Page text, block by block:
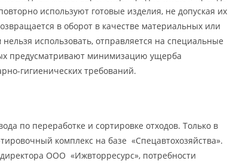
используют готовые изделия, не допуская их
в оборот в качестве материальных или
использовать, отправляется на специальные
предусматривают минимизацию ущерба
гигиенических требований.
по переработке и сортировке отходов. Только в
комплекс на базе «Спецавтохозяйства».
ООО «Ижвторресурс», потребности